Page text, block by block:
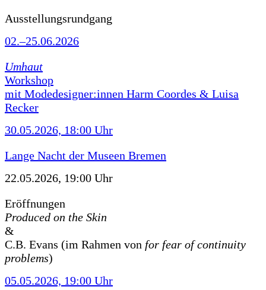
Ausstellungsrundgang
02.–25.06.2026
Umhaut
Workshop
mit Modedesigner:innen Harm Coordes & Luisa
Recker
30.05.2026, 18:00 Uhr
Lange Nacht der Museen Bremen
22.05.2026, 19:00 Uhr
Eröffnungen
Produced on the Skin
&
C.B. Evans (im Rahmen von for fear of continuity
problems)
05.05.2026, 19:00 Uhr